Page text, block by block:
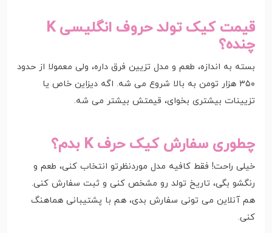
قیمت کیک تولد حروف انگلیسی K
چنده؟
بسته به اندازه، طعم و مدل تزیین فرق داره، ولی معمولا از حدود
۳۵۰ هزار تومن به بالا شروع می شه. اگه دیزاین خاص یا
تزیینات بیشتری بخوای، قیمتش بیشتر می شه.
چطوری سفارش کیک حرف K بدم؟
خیلی راحت! فقط کافیه مدل موردنظرتو انتخاب کنی، طعم و
رنگشو بگی، تاریخ تولد رو مشخص کنی و ثبت سفارش کنی.
هم آنلاین می تونی سفارش بدی، هم با پشتیبانی هماهنگ
کنی.